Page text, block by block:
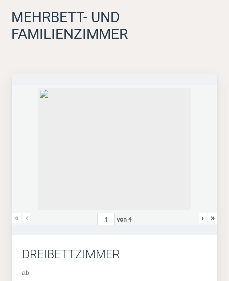
MEHRBETT- UND
FAMILIENZIMMER
« ‹ von4 › »
DREIBETTZIMMER
ab